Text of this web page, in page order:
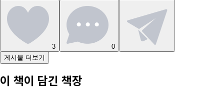
3
0
게시물 더보기
이 책이 담긴 책장